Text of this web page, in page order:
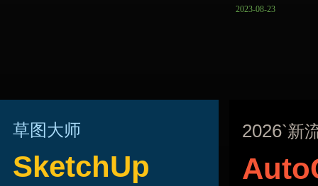
2023-08-23
草图大师
SketchUp
2026`新